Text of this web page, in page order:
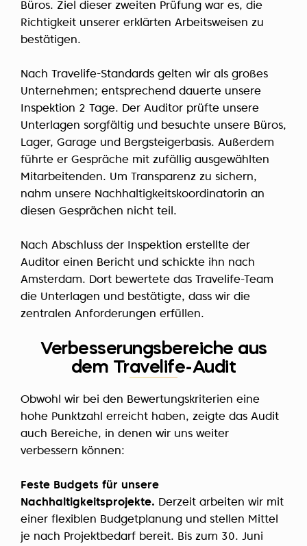
Büros. Ziel dieser zweiten Prüfung war es, die
Richtigkeit unserer erklärten Arbeitsweisen zu
bestätigen.
Nach Travelife-Standards gelten wir als großes
Unternehmen; entsprechend dauerte unsere
Inspektion 2 Tage. Der Auditor prüfte unsere
Unterlagen sorgfältig und besuchte unsere Büros,
Lager, Garage und Bergsteigerbasis. Außerdem
führte er Gespräche mit zufällig ausgewählten
Mitarbeitenden. Um Transparenz zu sichern,
nahm unsere Nachhaltigkeitskoordinatorin an
diesen Gesprächen nicht teil.
Nach Abschluss der Inspektion erstellte der
Auditor einen Bericht und schickte ihn nach
Amsterdam. Dort bewertete das Travelife-Team
die Unterlagen und bestätigte, dass wir die
zentralen Anforderungen erfüllen.
Verbesserungsbereiche aus
dem Travelife-Audit
Obwohl wir bei den Bewertungskriterien eine
hohe Punktzahl erreicht haben, zeigte das Audit
auch Bereiche, in denen wir uns weiter
verbessern können:
Feste Budgets für unsere
Nachhaltigkeitsprojekte. Derzeit arbeiten wir mit
einer flexiblen Budgetplanung und stellen Mittel
je nach Projektbedarf bereit. Bis zum 30. Juni